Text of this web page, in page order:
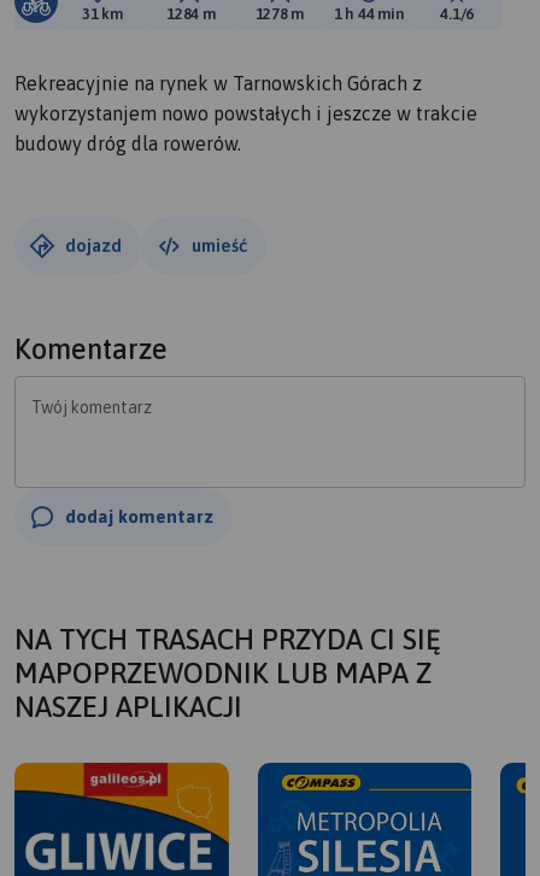
Długość trasy:
31 km Suma przewyższeń:
1284 m Suma spadków:
1278 m Średni czas potrzebny
1 h 44 min Ocena
4.1/6
Rekreacyjnie na rynek w Tarnowskich Górach z
wykorzystanjem nowo powstałych i jeszcze w trakcie
budowy dróg dla rowerów.
dojazd umieść
Komentarze
Twój komentarz
dodaj komentarz
NA TYCH TRASACH PRZYDA CI SIĘ
MAPOPRZEWODNIK LUB MAPA Z
NASZEJ APLIKACJI